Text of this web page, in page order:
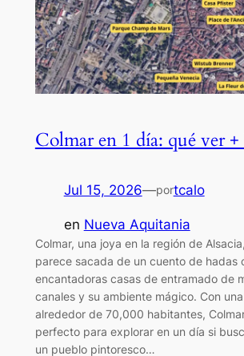
Colmar en 1 día: qué ver
Jul 15, 2026—portcalo
en Nueva Aquitania
Colmar, una joya en la región de
parece sacada de un cuento de hadas
encantadoras casas de entramado de
canales y su ambiente mágico. Con
alrededor de 70,000 habitantes,
perfecto para explorar en un día si
un pueblo pintoresco…